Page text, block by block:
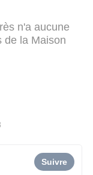
n'a aucune
de la Maison
Suivre